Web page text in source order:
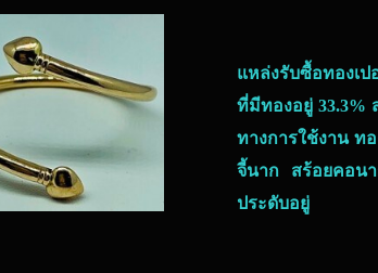
แหล่งรับซื้อทองเป
ที่มีทองอยู่ 33.3%
ทางการใช้งาน ท
จี้นาก สร้อยคอน
ประดับอยู่